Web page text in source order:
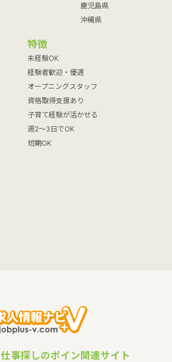
鹿児島県
沖縄県
特徴
未経験OK
経験者歓迎・優遇
オープニングスタッフ
資格取得支援あり
子育て経験が活かせる
週2～3日でOK
短期OK
仕事探しのポイン関連サイト